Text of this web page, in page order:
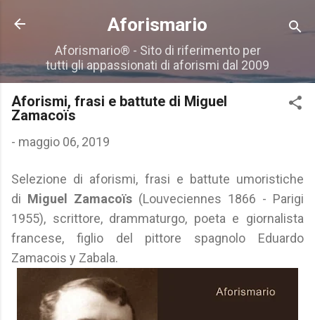
Passa ai contenuti principali
Aforismario
Aforismario® - Sito di riferimento per
tutti gli appassionati di aforismi dal 2009
Aforismi, frasi e battute di Miguel
Zamacoïs
- maggio 06, 2019
Selezione di aforismi, frasi e battute umoristiche
di Miguel Zamacoïs (Louveciennes 1866 - Parigi
1955), scrittore, drammaturgo, poeta e giornalista
francese, figlio del pittore spagnolo Eduardo
Zamacois y Zabala.